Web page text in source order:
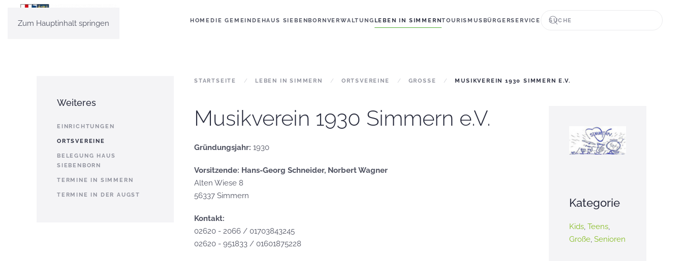
Zum Hauptinhalt springen HOMEDIE GEMEINDEHAUS SIEBENBORNVERWALTUNGLEBEN IN SIMMERNTOURISMUSBÜRGERSERVICE
STARTSEITE LEBEN IN SIMMERN ORTSVEREINE GROSSE MUSIKVEREIN 1930 SIMMERN E.V.
Musikverein 1930 Simmern e.V.
Gründungsjahr: 1930
Vorsitzende: Hans-Georg Schneider, Norbert Wagner
Alten Wiese 8
56337 Simmern
Kontakt:
02620 - 2066 / 01703843245
02620 - 951833 / 01601875228
Kategorie
Kids, Teens,
Große, Senioren
Weiteres
EINRICHTUNGEN
ORTSVEREINE
BELEGUNG HAUS
SIEBENBORN
TERMINE IN SIMMERN
TERMINE IN DER AUGST